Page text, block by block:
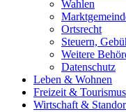
Wahlen
Ortsrecht
Steuern,
Weitere
Datenschutz
Leben & Wohnen
Freizeit & Tourismus
Wirtschaft &